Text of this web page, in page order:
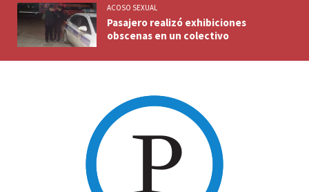
ACOSO SEXUAL
Pasajero realizó exhibiciones
obscenas en un colectivo